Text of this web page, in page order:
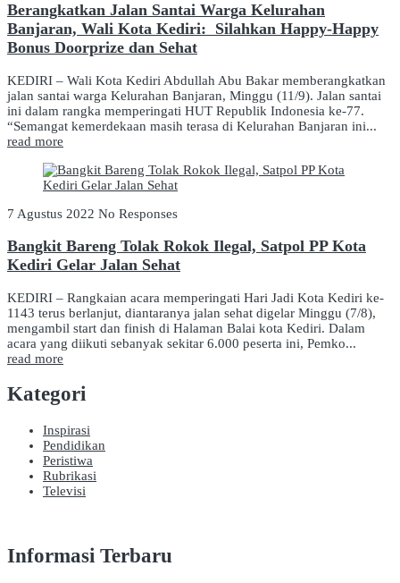
Berangkatkan Jalan Santai Warga Kelurahan
Banjaran, Wali Kota Kediri: Silahkan Happy-Happy
Bonus Doorprize dan Sehat
KEDIRI – Wali Kota Kediri Abdullah Abu Bakar memberangkatkan
jalan santai warga Kelurahan Banjaran, Minggu (11/9). Jalan santai
ini dalam rangka memperingati HUT Republik Indonesia ke-77.
“Semangat kemerdekaan masih terasa di Kelurahan Banjaran ini...
read more
7 Agustus 2022 No Responses
Bangkit Bareng Tolak Rokok Ilegal, Satpol PP Kota
Kediri Gelar Jalan Sehat
KEDIRI – Rangkaian acara memperingati Hari Jadi Kota Kediri ke-
1143 terus berlanjut, diantaranya jalan sehat digelar Minggu (7/8),
mengambil start dan finish di Halaman Balai kota Kediri. Dalam
acara yang diikuti sebanyak sekitar 6.000 peserta ini, Pemko...
read more
Kategori
Inspirasi
Pendidikan
Peristiwa
Rubrikasi
Televisi
Informasi Terbaru